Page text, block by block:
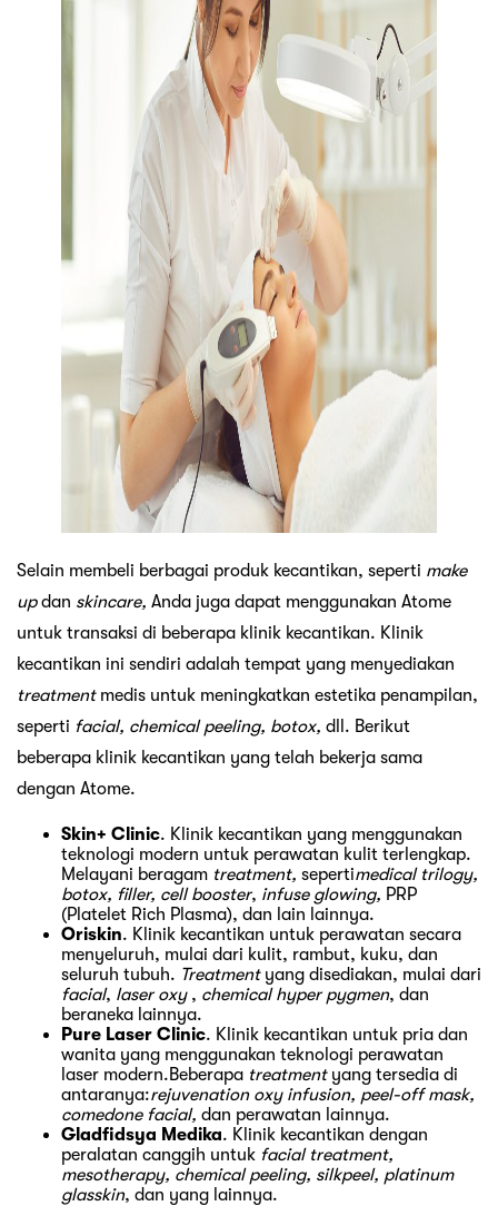
Selain membeli berbagai produk kecantikan, seperti make
updan skincare, Anda juga dapat menggunakan Atome
untuk transaksi di beberapa klinik kecantikan. Klinik
kecantikan ini sendiri adalah tempat yang menyediakan
treatment medis untuk meningkatkan estetika penampilan,
seperti facial, chemical peeling, botox, dll. Berikut
beberapa klinik kecantikan yang telah bekerja sama
dengan Atome.
Skin+ Clinic. Klinik kecantikan yang menggunakan
teknologi modern untuk perawatan kulit terlengkap.
Melayani beragam treatment, sepertimedical trilogy,
botox, filler, cell booster, infuse glowing, PRP
(Platelet Rich Plasma), dan lain lainnya.
Oriskin. Klinik kecantikan untuk perawatan secara
menyeluruh, mulai dari kulit, rambut, kuku, dan
seluruh tubuh. Treatment yang disediakan, mulai dari
facial, laser oxy, chemical hyper pygmen, dan
beraneka lainnya.
Pure Laser Clinic. Klinik kecantikan untuk pria dan
wanita yang menggunakan teknologi perawatan
laser modern.Beberapa treatment yang tersedia di
antaranya:rejuvenation oxy infusion, peel-off mask,
comedone facial, dan perawatan lainnya.
Gladfidsya Medika. Klinik kecantikan dengan
peralatan canggih untuk facial treatment,
mesotherapy, chemical peeling, silkpeel, platinum
glasskin, dan yang lainnya.